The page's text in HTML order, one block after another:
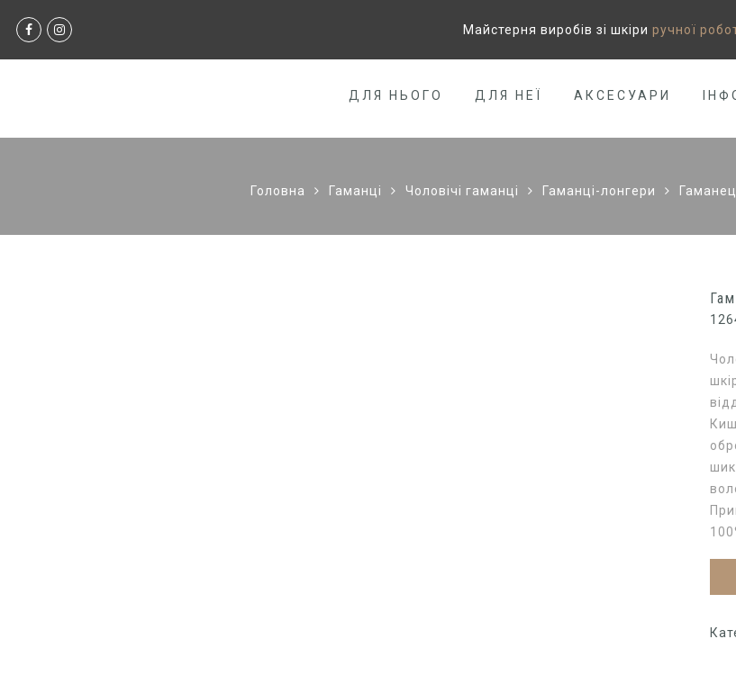
Майстерня виробів зі шкіри ручної
ДЛЯ НЬОГО ДЛЯ НЕЇ АКСЕСУАРИ
Головна Гаманці Чоловічі гаманці Гаманці-лонгери